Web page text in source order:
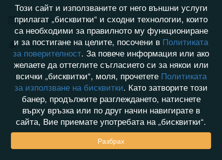
Хронология на игри
Активност
Този сайт и използваните от него външни услуги
прилагат „бисквитки“ и сходни технологии, които
са необходими за правилното му функциониране
и за постигане на целите, посочени в Политиката
за поверителност. За повече информация или ако
желаете да оттеглите съгласието си за някои или
всички „бисквитки“, моля, прочетете Политиката
за използване на бисквитки. Като затворите този
банер, продължите разглеждането, натиснете
върху връзка или по друг начин навигирате в
сайта, Вие приемате употребата на „бисквитки“.
Разбрах